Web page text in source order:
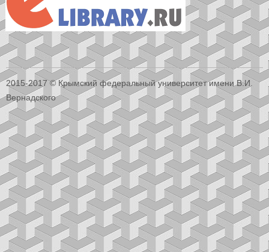
2015-2017 © Крымский федеральный университет имени В.И.
Вернадского